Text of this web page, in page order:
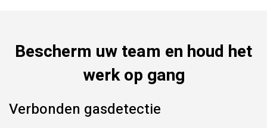
Bescherm uw team en houd het
werk op gang
Verbonden gasdetectie